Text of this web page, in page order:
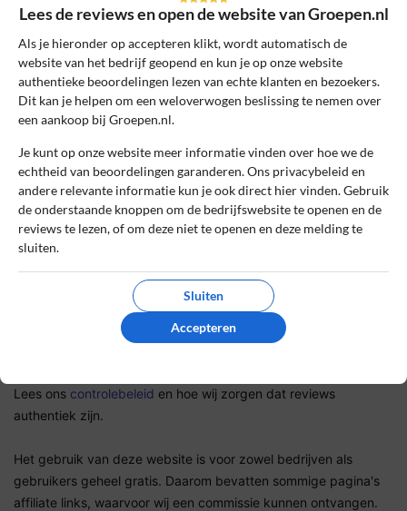
Sterrenbeoordeling *
De review *
Ik ga akkoord met de gebruikersvoorwaarden en het
privacybeleid door deze review te plaatsen. Ik verklaar ook dat
Lees ons controlebeleid en hoe wij zorgen dat reviews
authentiek zijn.
Het gebruik van deze website is voor zowel bedrijven als
gebruikers geheel gratis. Daarom bevatten sommige pagina's
affiliate links, waarvoor wij een commissie kunnen ontvangen.
Lees de reviews en open de website van Groepen.nl
Als je hieronder op accepteren klikt, wordt automatisch de
website van het bedrijf geopend en kun je op onze website
authentieke beoordelingen lezen van echte klanten en bezoekers.
Dit kan je helpen om een weloverwogen beslissing te nemen over
een aankoop bij Groepen.nl.
Je kunt op onze website meer informatie vinden over hoe we de
echtheid van beoordelingen garanderen. Ons privacybeleid en
andere relevante informatie kun je ook direct hier vinden. Gebruik
de onderstaande knoppen om de bedrijfswebsite te openen en de
reviews te lezen, of om deze niet te openen en deze melding te
sluiten.
Sluiten
Accepteren